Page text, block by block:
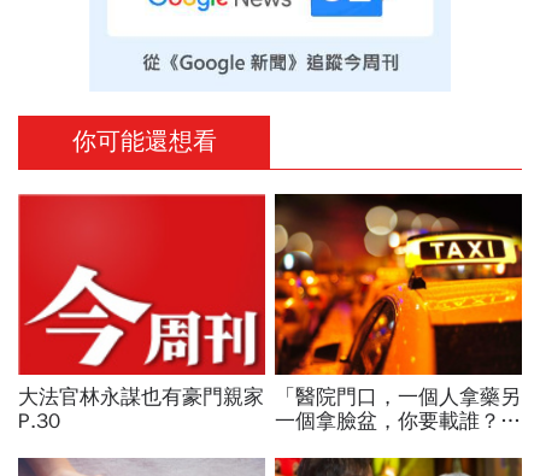
你可能還想看
大法官林永謀也有豪門親家
P.30
「醫院門口，一個人拿藥另
一個拿臉盆，你要載誰？」
13年的MBA課